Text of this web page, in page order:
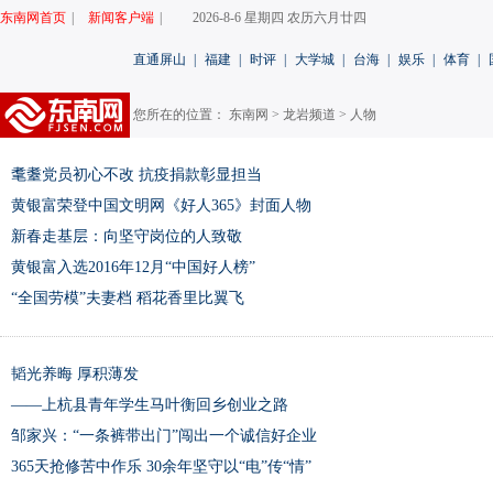
东南网首页 新闻客户端 2026-8-6 星期四 农历六月廿四
直通屏山 福建 时评 大学城 台海 娱乐 体育
您所在的位置： 东南网 > 龙岩频道 > 人物
耄耋党员初心不改 抗疫捐款彰显担当
黄银富荣登中国文明网《好人365》封面人物
新春走基层：向坚守岗位的人致敬
黄银富入选2016年12月“中国好人榜”
“全国劳模”夫妻档 稻花香里比翼飞
韬光养晦 厚积薄发
——上杭县青年学生马叶衡回乡创业之路
邹家兴：“一条裤带出门”闯出一个诚信好企业
365天抢修苦中作乐 30余年坚守以“电”传“情”